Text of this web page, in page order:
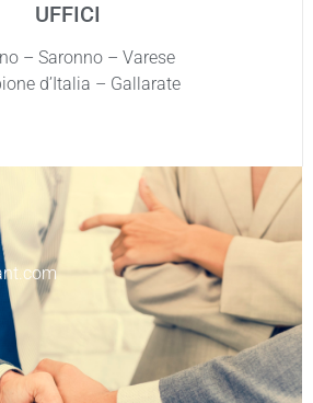
UFFICI
– Saronno – Varese
d’Italia – Gallarate